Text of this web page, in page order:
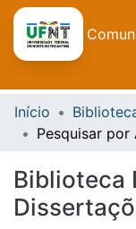
Início
Pesquisar por
Biblioteca